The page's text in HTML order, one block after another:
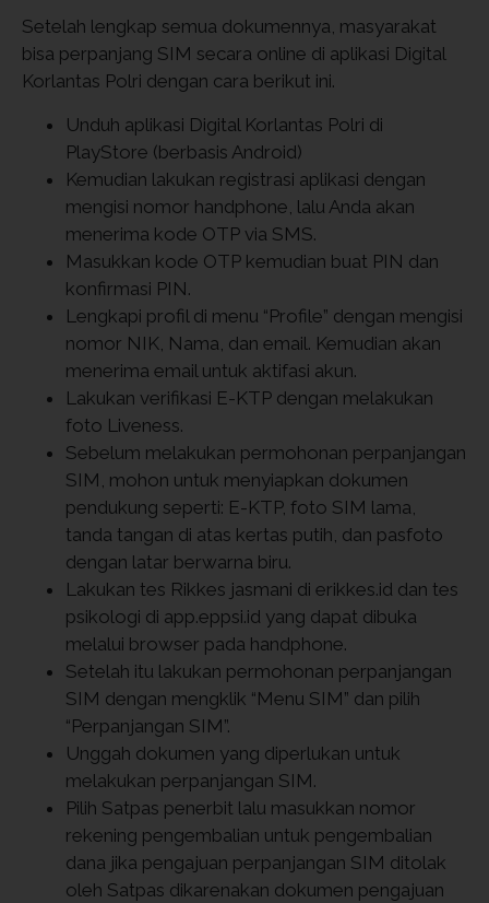
Setelah lengkap semua dokumennya, masyarakat
bisa perpanjang SIM secara online di aplikasi Digital
Korlantas Polri dengan cara berikut ini.
Unduh aplikasi Digital Korlantas Polri di
PlayStore (berbasis Android)
Kemudian lakukan registrasi aplikasi dengan
mengisi nomor handphone, lalu Anda akan
menerima kode OTP via SMS.
Masukkan kode OTP kemudian buat PIN dan
konfirmasi PIN.
Lengkapi profil di menu “Profile” dengan mengisi
nomor NIK, Nama, dan email. Kemudian akan
menerima email untuk aktifasi akun.
Lakukan verifikasi E-KTP dengan melakukan
foto Liveness.
Sebelum melakukan permohonan perpanjangan
SIM, mohon untuk menyiapkan dokumen
pendukung seperti: E-KTP, foto SIM lama,
tanda tangan di atas kertas putih, dan pasfoto
dengan latar berwarna biru.
Lakukan tes Rikkes jasmani di erikkes.id dan tes
psikologi di app.eppsi.id yang dapat dibuka
melalui browser pada handphone.
Setelah itu lakukan permohonan perpanjangan
SIM dengan mengklik “Menu SIM” dan pilih
“Perpanjangan SIM”.
Unggah dokumen yang diperlukan untuk
melakukan perpanjangan SIM.
Pilih Satpas penerbit lalu masukkan nomor
rekening pengembalian untuk pengembalian
dana jika pengajuan perpanjangan SIM ditolak
oleh Satpas dikarenakan dokumen pengajuan